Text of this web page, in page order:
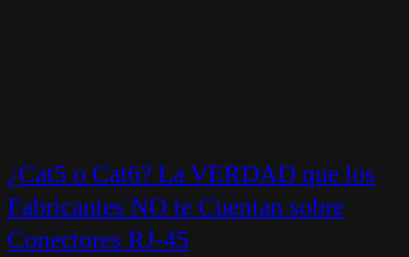
¿Cat5 o Cat6? La VERDAD que los
Fabricantes NO te Cuentan sobre
Conectores RJ-45